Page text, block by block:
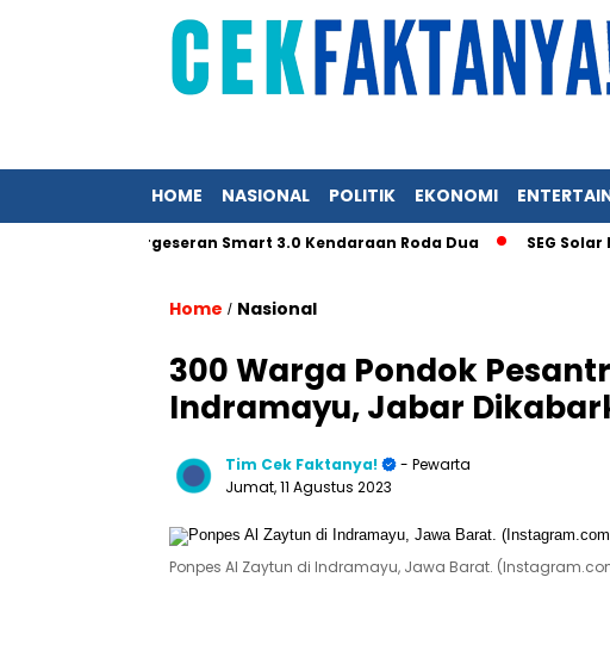
HOME NASIONAL POLITIK EKONOMI
Pergeseran Smart 3.0 Kendaraan Roda Dua SEG Solar
Home / Nasional
300 Warga Pondok
Indramayu, Jabar
Tim Cek Faktanya!
- Pewarta
Jumat, 11 Agustus 2023
Ponpes Al Zaytun di Indramayu, Jawa Barat.